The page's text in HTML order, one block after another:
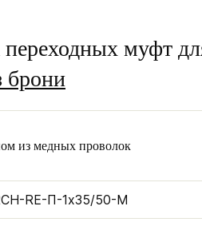
переходных муфт
брони
из медных проволок
RE-П-1х35/50-M